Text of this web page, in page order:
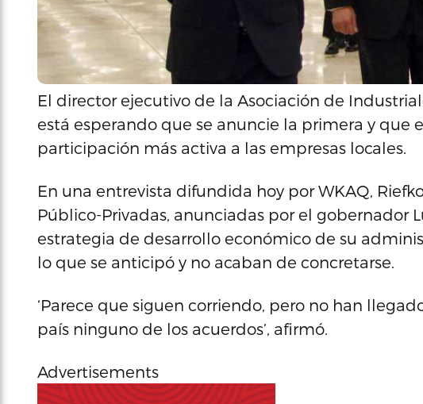
El director ejecutivo de la Asociación de
está esperando que se anuncie la primera y que
participación más activa a las empresas locales.
En una entrevista difundida hoy por WKAQ,
Público-Privadas, anunciadas por el gobernador
estrategia de desarrollo económico de su
lo que se anticipó y no acaban de concretarse.
‘Parece que siguen corriendo, pero no han
país ninguno de los acuerdos’, afirmó.
Advertisements